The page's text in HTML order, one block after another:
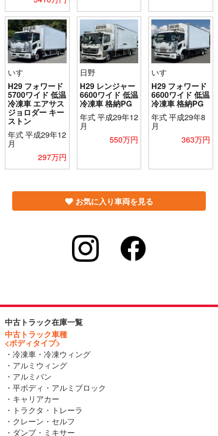
いすゞ
H29 フォワード
5700ワイド 低温
冷凍車 エアサス
ジョロダー キー
ストン
年式平成29年12
月
297万円
日野
H29 レンジャー
6600ワイド 低温
冷凍車 格納PG
年式平成29年12
月
550万円
いすゞ
H29 フォワード
6600ワイド 低温
冷凍車 格納PG
年式平成29年8
月
363万円
お気に入り車両を見る
中古トラック在庫一覧
中古トラック車種
<ボディタイプ>
・冷凍車・冷凍ウィング
・アルミウィング
・アルミバン
・平ボディ・アルミブロック
・キャリアカー
・トラクタ・トレーラ
・クレーン・セルフ
・ダンプ・ミキサー